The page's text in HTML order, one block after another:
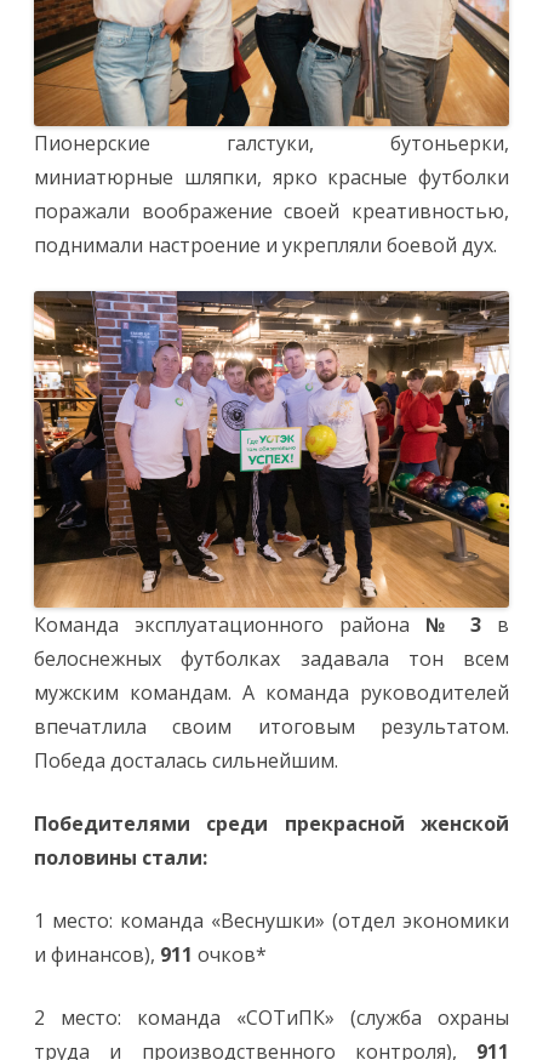
Пионерские галстуки, бутоньерки,
миниатюрные шляпки, ярко красные футболки
поражали воображение своей креативностью,
поднимали настроение и укрепляли боевой дух.
Команда эксплуатационного района № 3 в
белоснежных футболках задавала тон всем
мужским командам. А команда руководителей
впечатлила своим итоговым результатом.
Победа досталась сильнейшим.
Победителями среди прекрасной женской
половины стали:
1 место: команда «Веснушки» (отдел экономики
и финансов), 911 очков*
2 место: команда «СОТиПК» (служба охраны
труда и производственного контроля), 911